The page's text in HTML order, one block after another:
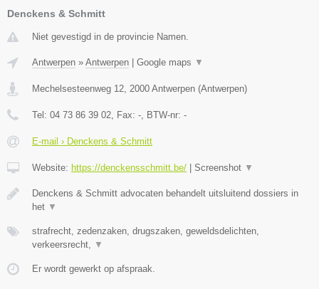
Denckens & Schmitt
Niet gevestigd in de provincie Namen.
Antwerpen » Antwerpen Google maps ▼
Mechelsesteenweg 12, 2000 Antwerpen (Antwerpen)
Tel: 04 73 86 39 02, Fax: -, BTW-nr: -
E-mail › Denckens & Schmitt
Website: https://denckensschmitt.be/ Screenshot ▼
Denckens & Schmitt advocaten behandelt uitsluitend dossiers in
het ▼
strafrecht, zedenzaken, drugszaken, geweldsdelichten,
verkeersrecht, ▼
Er wordt gewerkt op afspraak.